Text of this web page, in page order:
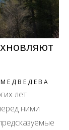
лет
ними